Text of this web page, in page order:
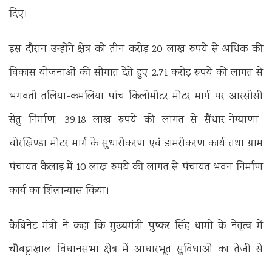
दिए।
इस दौरान उन्होंने क्षेत्र को तीन करोड़ 20 लाख रुपये से अधिक की
विकास योजनाओं की सौगात देते हुए 2.71 करोड़ रुपये की लागत से
भगवती तलिया-कमलिया पांच किलोमीटर मोटर मार्ग पर आरसीसी
सेतु निर्माण, 39.18 लाख रुपये की लागत से सैंधार-नेग्याणा-
चोरखिण्डा मोटर मार्ग के सुधारीकरण एवं डामरीकरण कार्य तथा ग्राम
पंचायत कैलाड़ में 10 लाख रुपये की लागत से पंचायत भवन निर्माण
कार्य का शिलान्यास किया।
कैबिनेट मंत्री ने कहा कि मुख्यमंत्री पुष्कर सिंह धामी के नेतृत्व में
चौबट्टाखाल विधानसभा क्षेत्र में आधारभूत सुविधाओं का तेजी से